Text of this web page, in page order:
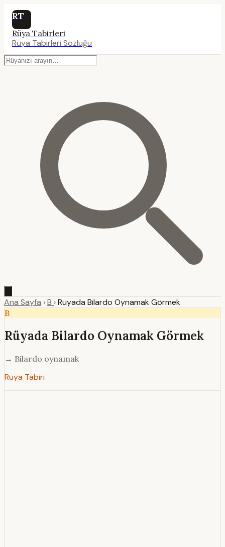
RT
Rüya Tabirleri
Rüya Tabirleri Sözlüğü
Ana Sayfa ›B ›Rüyada Bilardo Oynamak Görmek
B
Rüyada Bilardo Oynamak Görmek
→ Bilardo oynamak
Rüya Tabiri